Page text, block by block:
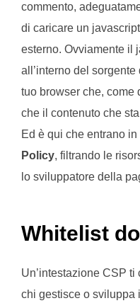
commento,
di caricare un
esterno. Ovviamente il
all’interno del
tuo browser che, come
che il contenuto che
Ed è qui che entrano
Policy, filtrando le
lo sviluppatore della
Whitelist
Un’intestazione CSP
chi gestisce o sviluppa